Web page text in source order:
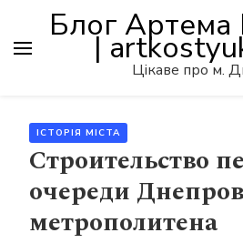
Блог Артема
|
Цікаве про м.
ІСТОРІЯ МІСТА
Строительство
очереди
метрополитена